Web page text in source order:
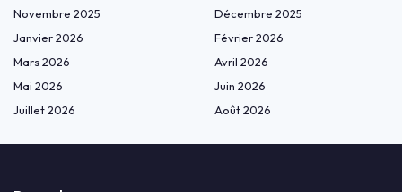
Novembre 2025
Décembre 2025
Janvier 2026
Février 2026
Mars 2026
Avril 2026
Mai 2026
Juin 2026
Juillet 2026
Août 2026